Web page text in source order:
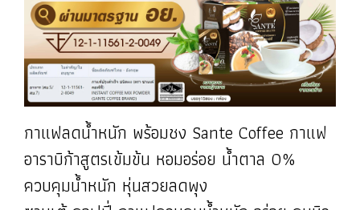
กาแฟลดน้ำหนัก พร้อมชง Sante Coffee กาแฟ
อาราบิก้าสูตรเข้มข้น หอมอร่อย น้ำตาล 0%
ควบคุมน้ำหนัก หุ่นสวยลดพุง